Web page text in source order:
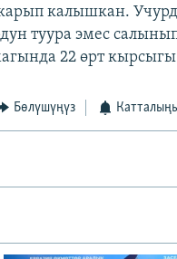
калышкан.
туура эмес
22 өрт
Бөлүшүңүз